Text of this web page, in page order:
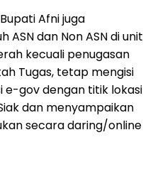
Afni juga
ASN dan Non ASN di unit
kecuali penugasan
Tugas, tetap mengisi
e-gov dengan titik lokasi
dan menyampaikan
secara daring/online